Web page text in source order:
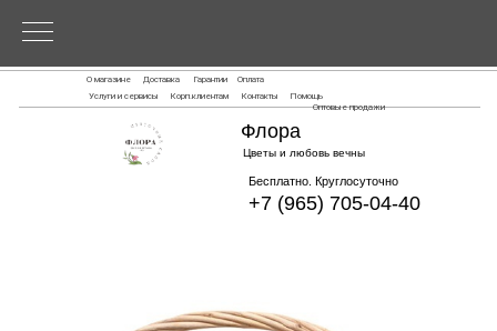
О магазине Доставка Оплата
Гарантии
Корп.клиентам
Услуги и сервисы Контакты
Помощь
Оптовые продажи
Флора
Цветы и любовь вечны
Бесплатно. Круглосуточно
+7 (965) 705-04-40